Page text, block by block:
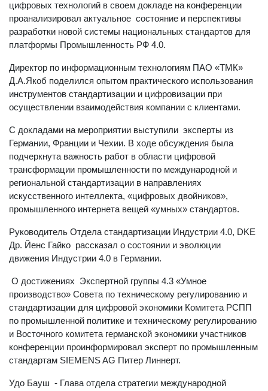
Координационного совета по стандартизации для
цифровых технологий в своем докладе на конференции
проанализировал актуальное состояние и перспективы
разработки новой системы национальных стандартов для
Директор по информационным технологиям ПАО «ТМК»
Д.А.Якоб поделился опытом практического использования
инструментов стандартизации и цифровизации при
С докладами на мероприятии выступили эксперты из
Германии, Франции и Чехии. В ходе обсуждения была
подчеркнута важность работ в области цифровой
трансформации промышленности по международной и
региональной стандартизации в направлениях
искусственного интеллекта, «цифровых двойников»,
Руководитель Отдела стандартизации Индустрии 4.0, DKE
Др. Йенс Гайко рассказал о состоянии и эволюции
О достижениях Экспертной группы 4.3 «Умное
производство» Совета по техническому регулированию и
стандартизации для цифровой экономики Комитета РСПП
по промышленной политике и техническому регулированию
и Восточного комитета германской экономики участников
конференции проинформировал эксперт по промышленным